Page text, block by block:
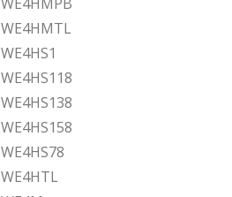
WE4HMTL
WE4HS1
WE4HS118
WE4HS138
WE4HS158
WE4HS78
WE4HTL